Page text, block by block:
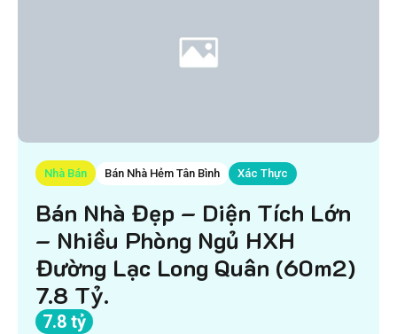
Nhà Bán Bán Nhà Hẻm Tân Bình Xác Thực
Bán Nhà Đẹp – Diện Tích Lớn
– Nhiều Phòng Ngủ HXH
Đường Lạc Long Quân (60m2)
7.8 Tỷ.
7.8 tỷ